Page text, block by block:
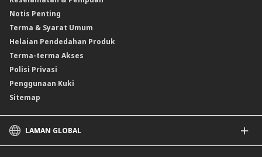
Clicks Trader
Instrumen Deposit Boleh Niaga
Unit Amanah Harga Berubah ASNB
Notis Penting
Terma & Syarat Umum
Helaian Pendedahan Produk
Terma-terma Akses
Polisi Privasi
Penggunaan Kuki
Sitemap
LAMAN GLOBAL